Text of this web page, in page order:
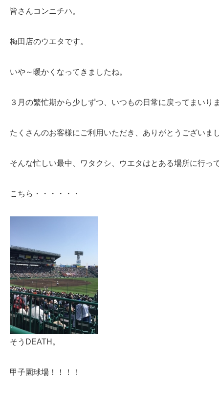
皆さんコンニチハ。
梅田店のウエタです。
いや～暖かくなってきましたね。
３月の繁忙期から少しずつ、いつもの日常に戻ってまいり
たくさんのお客様にご利用いただき、ありがとうございま
そんな忙しい最中、ワタクシ、ウエタはとある場所に行っ
こちら・・・・・・
そうDEATH。
甲子園球場！！！！